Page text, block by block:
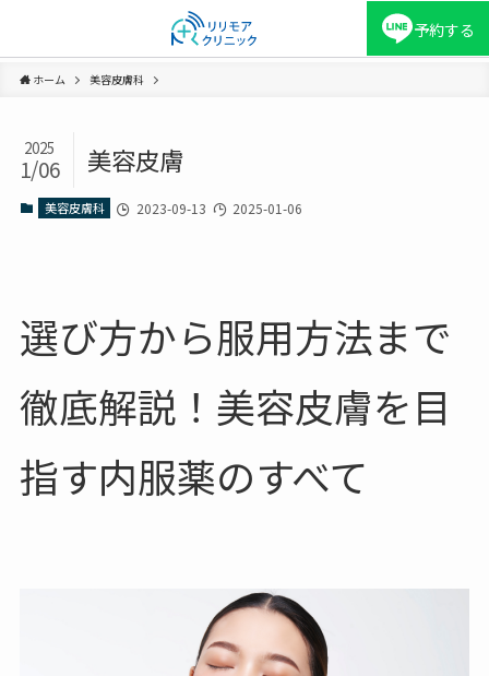
予約する
ホーム 美容皮膚科
美容皮膚
2025
1/06
美容皮膚科 2023-09-13 2025-01-06
選び方から服用方法まで
徹底解説！美容皮膚を目
指す内服薬のすべて